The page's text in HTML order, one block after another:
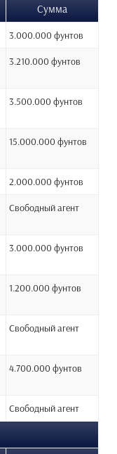
Сумма
3.000.000 фунтов
3.210.000 фунтов
3.500.000 фунтов
15.000.000 фунтов
2.000.000 фунтов
Свободный агент
3.000.000 фунтов
1.200.000 фунтов
Свободный агент
4.700.000 фунтов
Свободный агент